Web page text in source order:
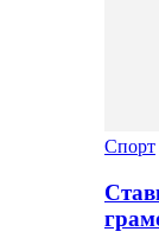
Спорт